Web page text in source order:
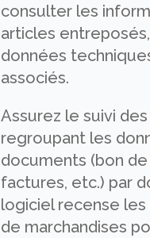
consulter les
articles
données
associés.
Assurez le suivi
regroupant les
documents (bon de
factures, etc.) par
logiciel recense
de marchandises